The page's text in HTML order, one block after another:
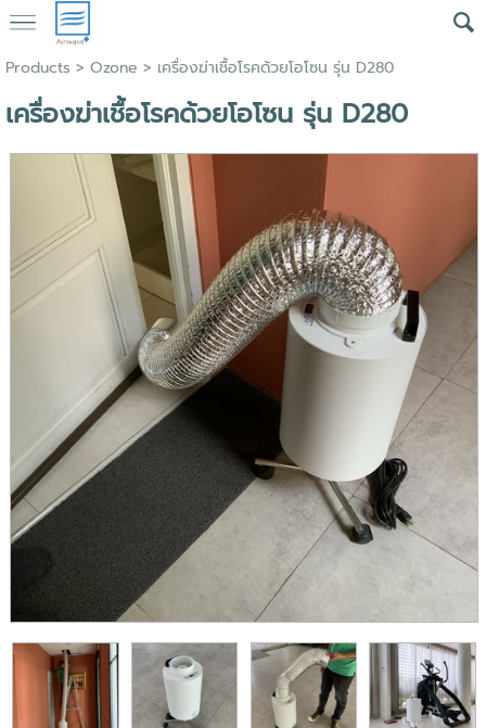
Products > Ozone > เครื่องฆ่าเชื้อโรคด้วยโอโซน รุ่น D280
เครื่องฆ่าเชื้อโรคด้วยโอโซน รุ่น D280